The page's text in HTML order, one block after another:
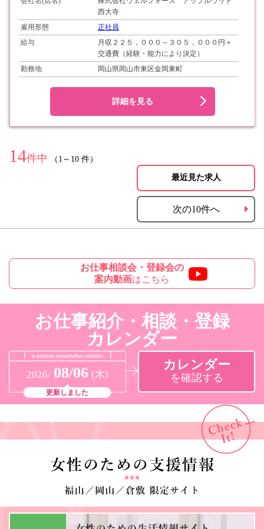
西大寺
雇用形態
正社員
給与
月収２２５，０００～３０５，０００円＋
交通費（経験・能力により決定）
勤務地
岡山県岡山市東区金岡東町
詳細を見る
14件中 （1～10 件）
最近見た求人
次の10件へ
お仕事相談会・登録会の
案内動画はこちら
お仕事紹介・相談・登録
カレンダー
2026/ 08/06 (木)
更新しました
カレンダー
を確認する